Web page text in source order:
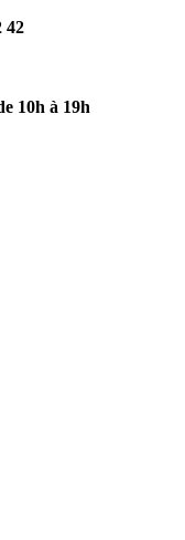
42
10h à 19h